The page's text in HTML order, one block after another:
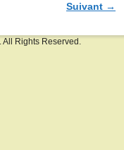
Suivant →
. All Rights Reserved.